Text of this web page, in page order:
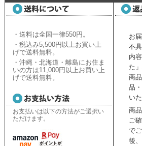
・送料は全国一律550円。
・税込み5,500円以上お買い上
げで送料無料。
・沖縄・北海道・離島にお住ま
いの方は11,000円以上お買い上
げで送料無料。
お支払いは以下の方法がご選択い
ただけます。
お
不
内
た
商
品
い
商
ご
で
後